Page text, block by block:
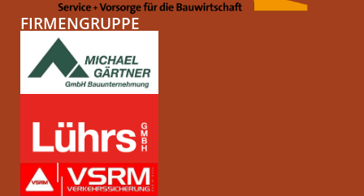
FIRMENGRUPPE